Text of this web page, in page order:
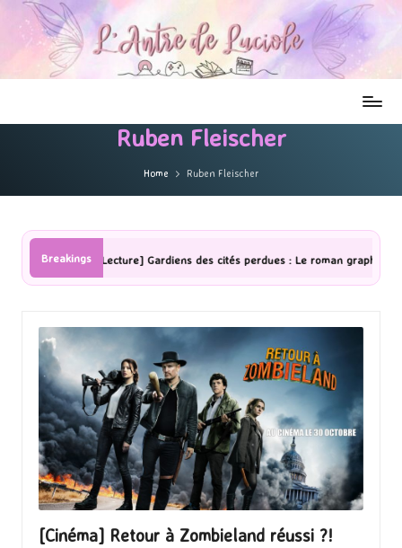
Ruben Fleischer
Home Ruben Fleischer
Breakings
[Lecture] Gardiens des cités perdues : Le roman graphique Tome 1 Partie
[Cinéma] Retour à Zombieland réussi ?!